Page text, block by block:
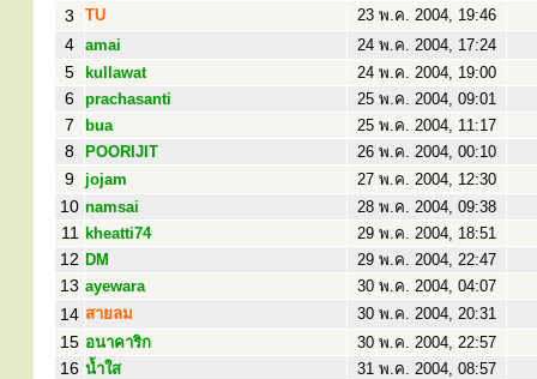
3 TU 23 พ.ค. 2004, 19:46
4 amai 24 พ.ค. 2004, 17:24
5 kullawat 24 พ.ค. 2004, 19:00
6 prachasanti 25 พ.ค. 2004, 09:01
7 bua 25 พ.ค. 2004, 11:17
8 POORIJIT 26 พ.ค. 2004, 00:10
9 jojam 27 พ.ค. 2004, 12:30
10 namsai 28 พ.ค. 2004, 09:38
11 kheatti74 29 พ.ค. 2004, 18:51
12 DM 29 พ.ค. 2004, 22:47
13 ayewara 30 พ.ค. 2004, 04:07
14 สายลม 30 พ.ค. 2004, 20:31
15 อนาคาริก 30 พ.ค. 2004, 22:57
16 น้ำใส 31 พ.ค. 2004, 08:57